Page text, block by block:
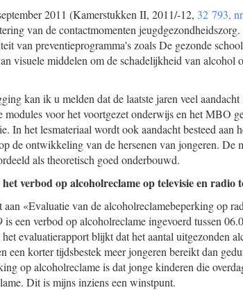
2011 (Kamerstukken II, 2011/-12, 32 793,
van de contactmomenten
van preventieprogramma's zoals De gezonde
visuele middelen om de schadelijkheid van alcohol
kan ik u melden dat de laatste jaren veel aandacht
modules voor het voortgezet onderwijs en het MBO
In het lesmateriaal wordt ook aandacht besteed aan
de ontwikkeling van de hersenen van jongeren. De
als theoretisch goed onderbouwd.
verbod op alcoholreclame op televisie en radio
«Evaluatie van de alcoholreclamebeperking op
een verbod op alcoholreclame ingevoerd tussen
evaluatierapport blijkt dat het aantal uitgezonden
een korter tijdsbestek meer jongeren bereikt dan
op alcoholreclame is dat jonge kinderen die
Dit is mijns inziens een winstpunt.